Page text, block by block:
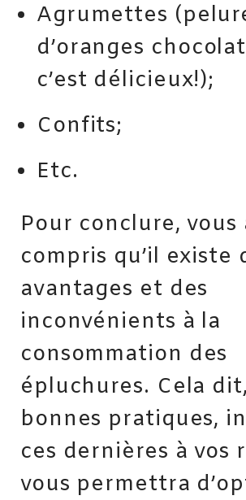
Agrumettes
d’oranges
c’est délicieux!);
Confits;
Etc.
Pour conclure, vous
compris qu’il existe
avantages et des
inconvénients à la
consommation des
épluchures. Cela
bonnes pratiques,
ces dernières à vos
vous permettra